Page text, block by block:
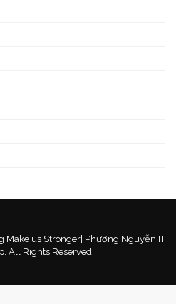
Make us Stronger| Phương Nguyễn IT
All Rights Reserved.